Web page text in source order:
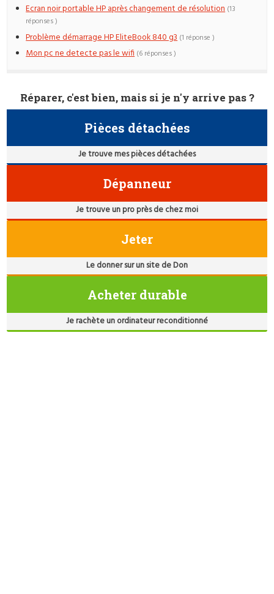
Ecran noir portable HP après changement de résolution (13
réponses )
Problème démarrage HP EliteBook 840 g3 (1 réponse )
Mon pc ne detecte pas le wifi (6 réponses )
Réparer, c'est bien, mais si je n'y arrive pas ?
Pièces détachées
Je trouve mes pièces détachées
Dépanneur
Je trouve un pro près de chez moi
Jeter
Le donner sur un site de Don
Acheter durable
Je rachète un ordinateur reconditionné